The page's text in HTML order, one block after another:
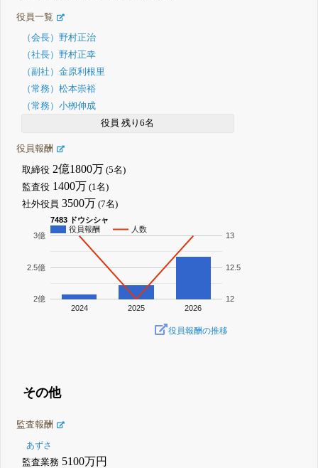
役員一覧
（会長）野村正治
（社長）野村正幸
（副社）金原利根里
（常務）松本崇裕
（常務）小栁伸成
役員 残り6名
役員報酬
取締役 2億1800万 (5名)
監査役 1400万 (1名)
社外役員 3500万 (7名)
7483 ドウシシャ
役員報酬
人数
2024 2025 2026
2億
2.5億
3億
12
12.5
13
役員報酬の推移
その他
監査報酬
あずさ
監査業務 5100万円